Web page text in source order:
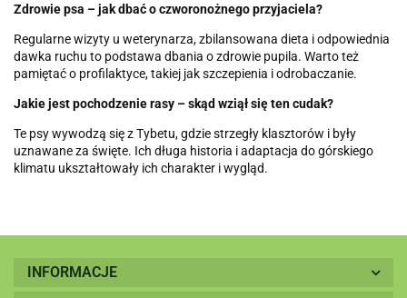
Zdrowie psa – jak dbać o czworonożnego przyjaciela?
Regularne wizyty u weterynarza, zbilansowana dieta i odpowiednia
dawka ruchu to podstawa dbania o zdrowie pupila. Warto też
pamiętać o profilaktyce, takiej jak szczepienia i odrobaczanie.
Jakie jest pochodzenie rasy – skąd wziął się ten cudak?
Te psy wywodzą się z Tybetu, gdzie strzegły klasztorów i były
uznawane za święte. Ich długa historia i adaptacja do górskiego
klimatu ukształtowały ich charakter i wygląd.
INFORMACJE